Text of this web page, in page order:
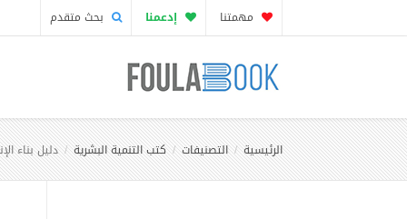
مهمتنا إدعمنا بحث متقدم
الرئيسية التصنيفات كتب التنمية البشرية دليل بناء